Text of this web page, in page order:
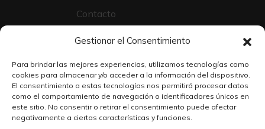
Gestionar el Consentimiento
Para brindar las mejores experiencias, utilizamos tecnologías como
cookies para almacenar y/o acceder a la información del dispositivo.
El consentimiento a estas tecnologías nos permitirá procesar datos
como el comportamiento de navegación o identificadores únicos en
este sitio. No consentir o retirar el consentimiento puede afectar
negativamente a ciertas características y funciones.
Contacto